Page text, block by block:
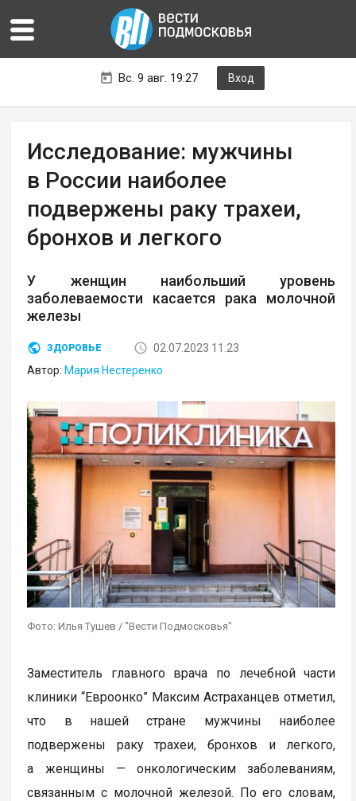
Вс. 9 авг. 19:27 Вход
Исследование: мужчины
в России наиболее
подвержены раку трахеи,
бронхов и легкого
У женщин наибольший уровень
заболеваемости касается рака молочной
железы
ЗДОРОВЬЕ
02.07.2023 11:23
Автор: Мария Нестеренко
Фото: Илья Тушев / "Вести Подмосковья"
Заместитель главного врача по лечебной части
клиники “Евроонко” Максим Астраханцев отметил,
что в нашей стране мужчины наиболее
подвержены раку трахеи, бронхов и легкого,
а женщины — онкологическим заболеваниям,
связанным с молочной железой. По его словам,